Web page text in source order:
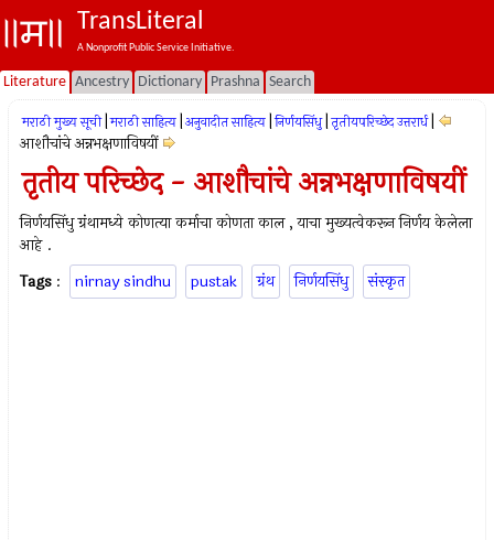
TransLiteral
A Nonprofit Public Service Initiative.
Literature Ancestry Dictionary Prashna Search
मराठी मुख्य सूची मराठी साहित्य अनुवादीत साहित्य निर्णयसिंधु तृतीयपरिच्छेद उत्तरार्ध
आशौचांचे अन्नभक्षणाविषयीं
तृतीय परिच्छेद - आशौचांचे अन्नभक्षणाविषयीं
निर्णयसिंधु ग्रंथामध्ये कोणत्या कर्माचा कोणता काल , याचा मुख्यत्वेकरून निर्णय केलेला
आहे .
Tags : nirnay sindhu pustak ग्रंथ निर्णयसिंधु संस्कृत